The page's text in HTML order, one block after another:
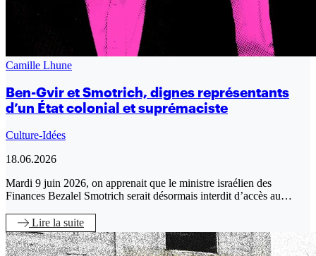
Camille Lhune
Ben-Gvir et Smotrich, dignes représentants
d’un État colonial et suprémaciste
Culture-Idées
18.06.2026
Mardi 9 juin 2026, on apprenait que le ministre israélien des
Finances Bezalel Smotrich serait désormais interdit d’accès au…
Lire la suite